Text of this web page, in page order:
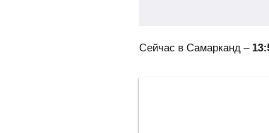
Сейчас в Самарканд –